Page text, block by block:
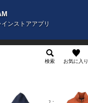
ンストアアプリ
検索 お気に入り